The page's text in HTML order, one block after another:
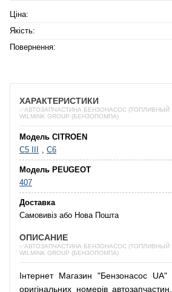
Ціна:
Якість:
Повернення:
ХАРАКТЕРИСТИКИ
✅АВТОЗАПЧАСТИНА БЕНЗОНАСОС (ТОПЛИВНЫЙ
WILMINK GROUP (БЕНЗОПОМПА)
Модель CITROEN
C5 III
, C6
Модель PEUGEOT
407
Доставка
Самовивіз або Нова Пошта
ОПИСАНИЕ
✅АВТОЗАПЧАСТИНА БЕНЗОНАСОС (ТОПЛИВНЫЙ
WILMINK GROUP (БЕНЗОПОМПА)
Інтернет Магазин "Бензонасос UA"
оригінальних номерів автозапчастин